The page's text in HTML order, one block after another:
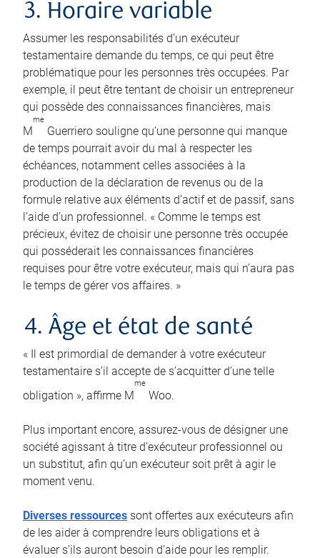
3. Horaire variable
Assumer les responsabilités d’un exécuteur
testamentaire demande du temps, ce qui peut être
problématique pour les personnes très occupées. Par
exemple, il peut être tentant de choisir un entrepreneur
qui possède des connaissances financières, mais
M
me
Guerriero souligne qu’une personne qui manque
de temps pourrait avoir du mal à respecter les
échéances, notamment celles associées à la
production de la déclaration de revenus ou de la
formule relative aux éléments d’actif et de passif, sans
l’aide d’un professionnel. « Comme le temps est
précieux, évitez de choisir une personne très occupée
qui posséderait les connaissances financières
requises pour être votre exécuteur, mais qui n’aura pas
le temps de gérer vos affaires. »
4. Âge et état de santé
« Il est primordial de demander à votre exécuteur
testamentaire s’il accepte de s’acquitter d’une telle
obligation », affirme M
me
Woo.
Plus important encore, assurez-vous de désigner une
société agissant à titre d’exécuteur professionnel ou
un substitut, afin qu’un exécuteur soit prêt à agir le
moment venu.
Diverses ressources sont offertes aux exécuteurs afin
de les aider à comprendre leurs obligations et à
évaluer s’ils auront besoin d’aide pour les remplir.